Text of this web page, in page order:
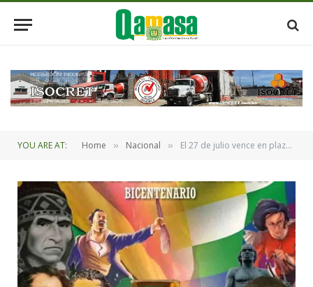
YOU ARE AT: Home » Nacional » El 27 de julio vence en plazo para prsentar propuestas para la elaboración del Libro del Bicentenario